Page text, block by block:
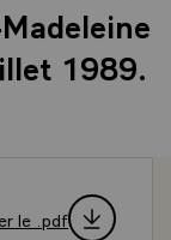
1989.
le .pdf